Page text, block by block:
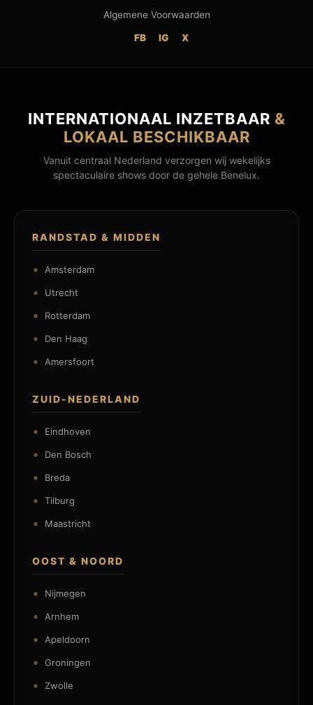
Algemene Voorwaarden
FB IG X
INTERNATIONAAL INZETBAAR &
LOKAAL BESCHIKBAAR
Vanuit centraal Nederland verzorgen wij wekelijks
spectaculaire shows door de gehele Benelux.
RANDSTAD & MIDDEN
Amsterdam
Utrecht
Rotterdam
Den Haag
Amersfoort
ZUID-NEDERLAND
Eindhoven
Den Bosch
Breda
Tilburg
Maastricht
OOST & NOORD
Nijmegen
Arnhem
Apeldoorn
Groningen
Zwolle